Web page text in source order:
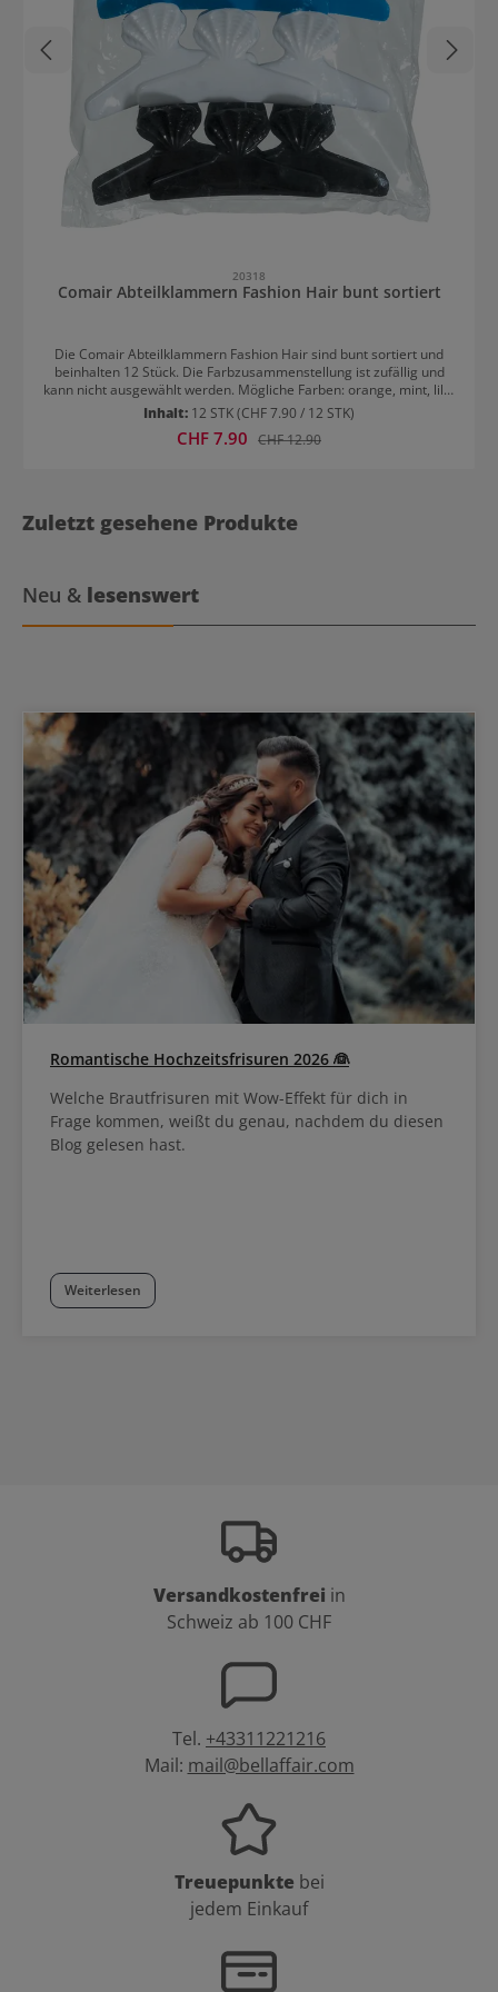
20318
Comair Abteilklammern Fashion Hair bunt sortiert
Die Comair Abteilklammern Fashion Hair sind bunt sortiert und
beinhalten 12 Stück. Die Farbzusammenstellung ist zufällig und
kann nicht ausgewählt werden. Mögliche Farben: orange, mint, lila,
grün, rosa, blau, weiß, schwarz. Die Länge der Abteilklammern ist
82mm.
Inhalt: 12 STK(CHF 7.90 / 12 STK)
Verkaufspreis:
CHF 7.90 Regulärer Preis:
CHF 12.90
Zuletzt gesehene Produkte
Neu & lesenswert
Romantische Hochzeitsfrisuren 2026 👰
Welche Brautfrisuren mit Wow-Effekt für dich in
Frage kommen, weißt du genau, nachdem du diesen
Blog gelesen hast.
Weiterlesen
Versandkostenfrei in
Schweiz ab 100 CHF
Tel. +43311221216
Mail: mail@bellaffair.com
Treuepunkte bei
jedem Einkauf